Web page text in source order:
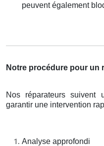
peuvent également
Notre procédure pour un
Nos réparateurs suivent
garantir une intervention
Analyse approfondi